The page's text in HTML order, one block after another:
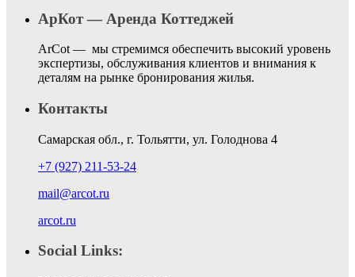
АрКот — Аренда Коттеджей
ArCot — мы стремимся обеспечить высокий уровень
экспертизы, обслуживания клиентов и внимания к
деталям на рынке бронирования жилья.
Контакты
Самарская обл., г. Тольятти, ул. Голоднова 4
+7 (927) 211-53-24
mail@arcot.ru
arcot.ru
Social Links: